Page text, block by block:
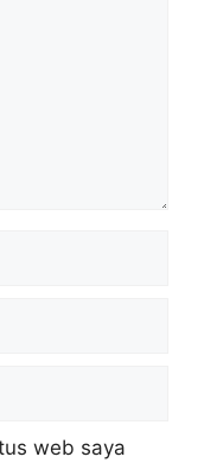
web saya